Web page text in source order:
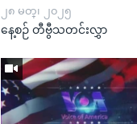
၂၈ မတ္၊ ၂၀၂၅
နေ့စဉ် တီဗွီသတင်းလွှာ